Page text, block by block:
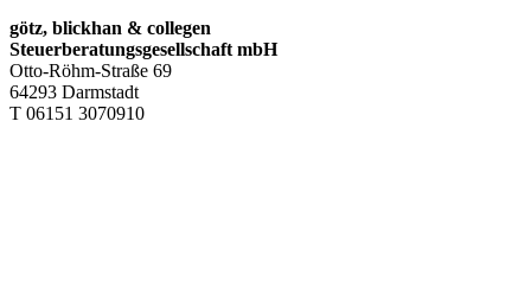
götz, blickhan & collegen
Steuerberatungsgesellschaft mbH
Otto-Röhm-Straße 69
64293 Darmstadt
T 06151 3070910